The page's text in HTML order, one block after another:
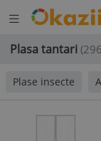
Deschide
meniul
Plasa tantari
Plase insecte